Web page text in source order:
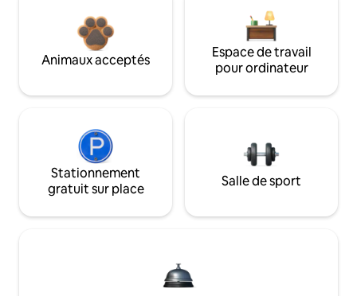
Animaux acceptés
Espace de travail
pour ordinateur
Stationnement
gratuit sur place
Salle de sport